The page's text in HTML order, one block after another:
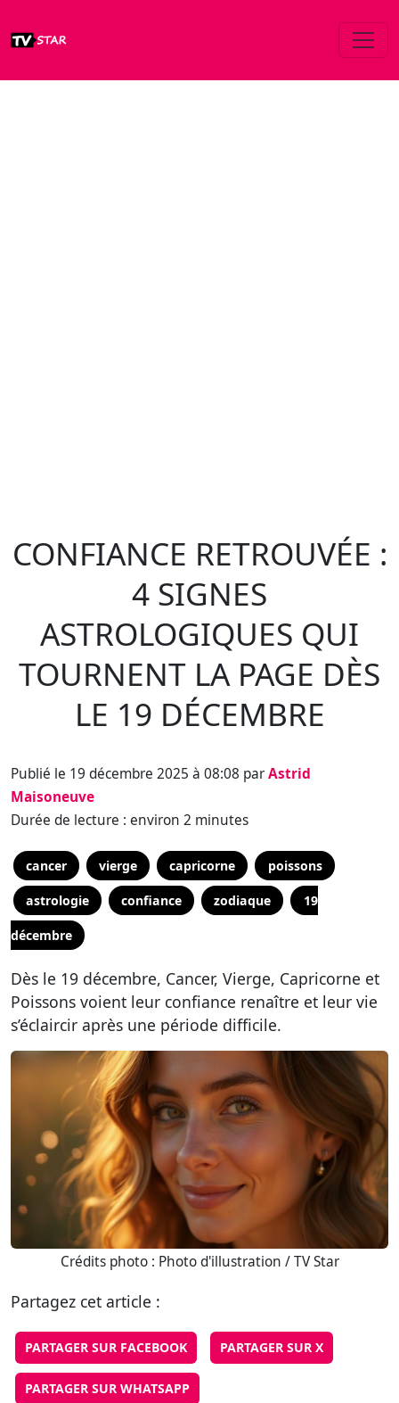
CONFIANCE RETROUVÉE :
4 SIGNES
ASTROLOGIQUES QUI
TOURNENT LA PAGE DÈS
LE 19 DÉCEMBRE
Publié le 19 décembre 2025 à 08:08 parAstrid
Maisoneuve
Durée de lecture : environ 2 minutes
cancer vierge capricorne poissons
astrologie confiance zodiaque 19
décembre
Dès le 19 décembre, Cancer, Vierge, Capricorne et
Poissons voient leur confiance renaître et leur vie
s’éclaircir après une période difficile.
Crédits photo : Photo d'illustration / TV Star
Partagez cet article :
PARTAGER SUR FACEBOOK PARTAGER SUR X
PARTAGER SUR WHATSAPP